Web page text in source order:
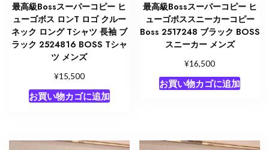
最高級Bossスーパーコピー ヒ
ューゴボス ロンT ロゴ クルー
ネック ロング Tシャツ 長袖 ブ
ラック 2524816 BOSS Tシャ
ツ メンズ
¥15,500
お買い物カゴに追加
最高級Bossスーパーコピー ヒ
ューゴボススニーカーコピー
Boss 2517248 ブラック BOSS
スニーカー メンズ
¥16,500
お買い物カゴに追加